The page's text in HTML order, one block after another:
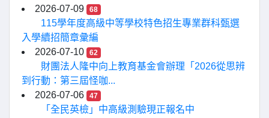
2026-07-09
68
115學年度高級中等學校特色招生專業群科甄選
入學續招簡章彙編
2026-07-10
62
財團法人隆中向上教育基金會辦理「2026從思辨
到行動：第三屆怪咖...
2026-07-06
47
「全民英檢」中高級測驗現正報名中